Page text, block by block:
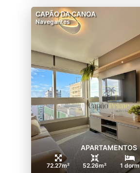
CAPÃO DA CANOA
Navegantes
APARTAMENTOS
72.27m² 52.26m² 1 dorm